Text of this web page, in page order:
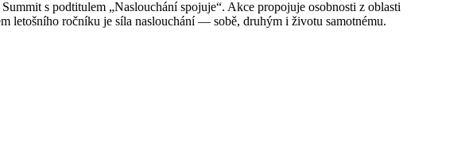
s podtitulem „Naslouchání spojuje“. Akce propojuje osobnosti z oblasti
letošního ročníku je síla naslouchání — sobě, druhým i životu samotnému.